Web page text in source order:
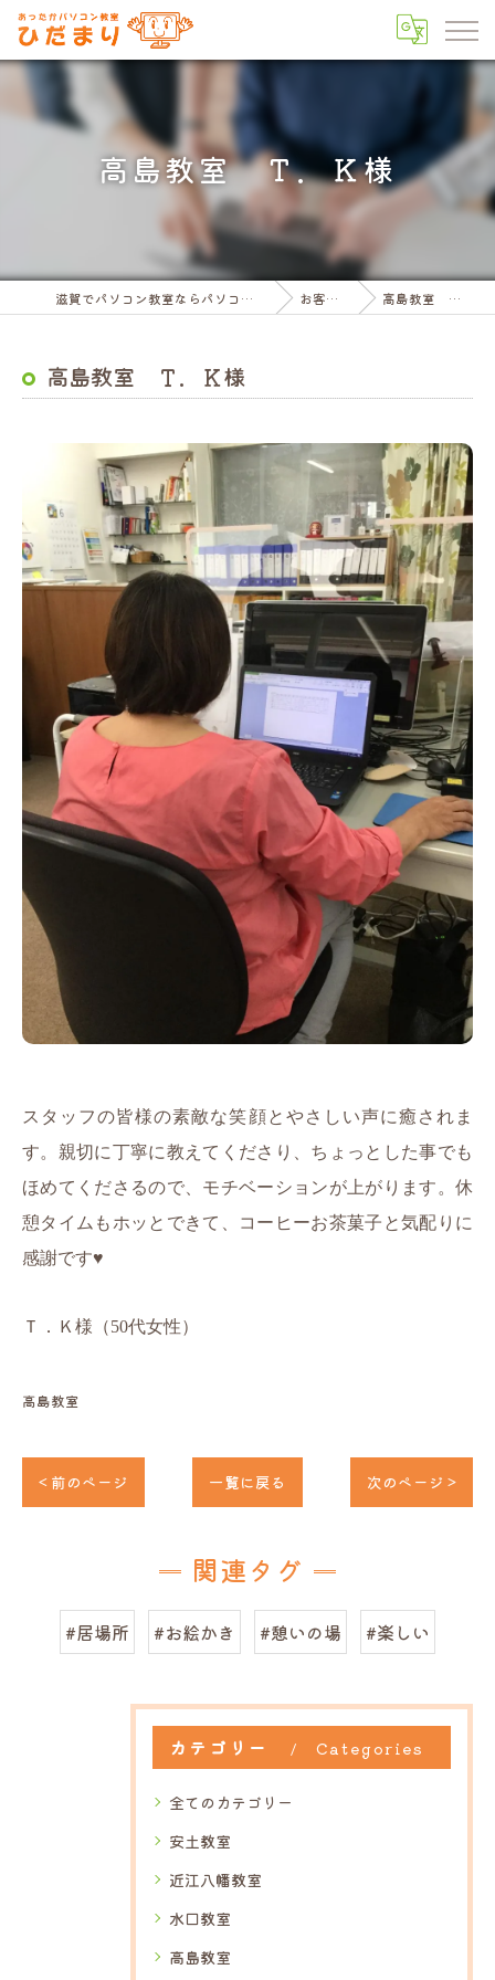
高島教室 Ｔ．Ｋ様
滋賀でパソコン教室ならパソコン教室ひだまり お客様の声 高島教室 Ｔ．Ｋ様
高島教室 Ｔ．Ｋ様
スタッフの皆様の素敵な笑顔とやさしい声に癒されま
す。親切に丁寧に教えてくださり、ちょっとした事でも
ほめてくださるので、モチベーションが上がります。休
憩タイムもホッとできて、コーヒーお茶菓子と気配りに
感謝です♥
Ｔ．Ｋ 様（50代女性）
高島教室
< 前のページ 一覧に戻る 次のページ >
関連タグ
#居場所 #お絵かき #憩いの場 #楽しい
カテゴリー Categories
全てのカテゴリー
安土教室
近江八幡教室
水口教室
高島教室